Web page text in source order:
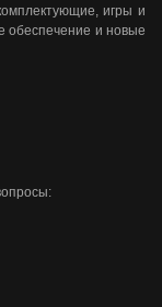
игры и
обеспечение и новые